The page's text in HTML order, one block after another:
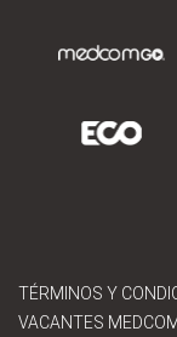
TÉRMINOS Y
VACANTES MEDCOM